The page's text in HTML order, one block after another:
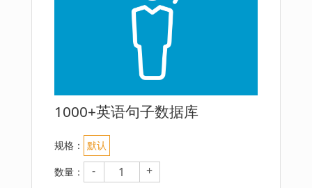
1000+英语句子数据库
规格： 默认
数量：
- +